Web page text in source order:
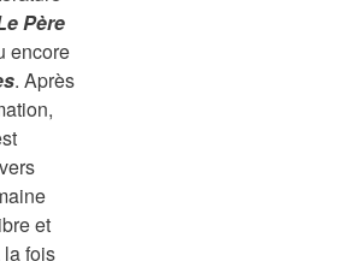
Père
encore
. Après
et
la fois